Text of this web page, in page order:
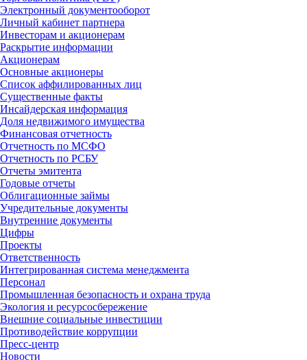
Электронный документооборот
Личный кабинет партнера
Инвесторам и акционерам
Раскрытие информации
Акционерам
Основные акционеры
Список аффилированных лиц
Существенные факты
Инсайдерская информация
Доля недвижимого имущества
Финансовая отчетность
Отчетность по МСФО
Отчетность по РСБУ
Отчеты эмитента
Годовые отчеты
Облигационные займы
Учредительные документы
Внутренние документы
Цифры
Проекты
Ответственность
Интегрированная система менеджмента
Персонал
Промышленная безопасность и охрана труда
Экология и ресурсосбережение
Внешние социальные инвестиции
Противодействие коррупции
Пресс-центр
Новости